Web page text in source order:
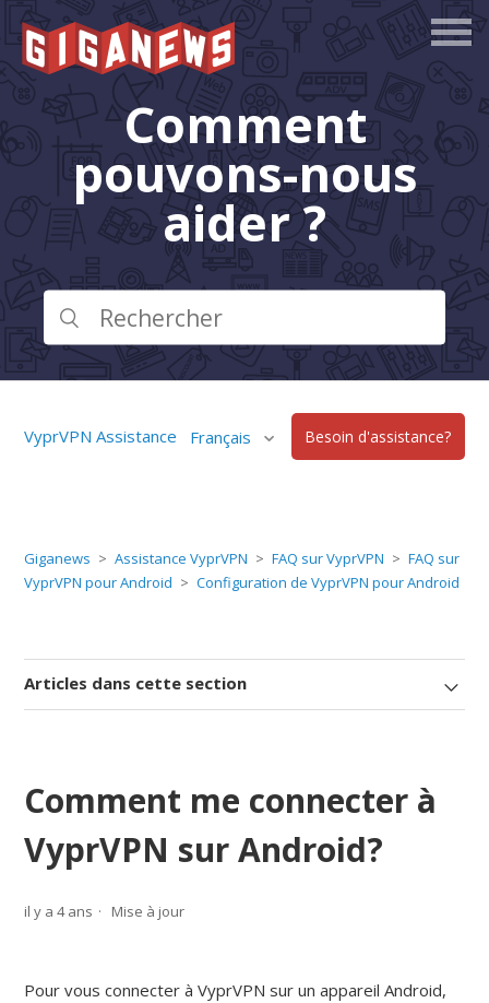
Comment
pouvons-nous
aider ?
VyprVPN Assistance Français Besoin d'assistance?
Giganews Assistance VyprVPN FAQ sur VyprVPN
FAQ sur
VyprVPN pour Android
Configuration de VyprVPN pour Android
Articles dans cette section
Comment me connecter à
VyprVPN sur Android?
il y a 4 ans Mise à jour
Pour vous connecter à VyprVPN sur un appareil Android,